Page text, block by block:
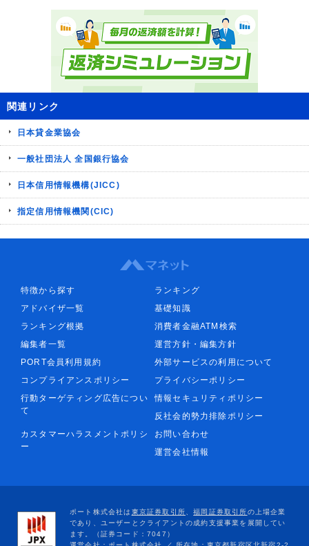
関連リンク
日本貸金業協会
一般社団法人 全国銀行協会
日本信用情報機構(JICC)
指定信用情報機関(CIC)
特徴から探す
ランキング
アドバイザ一覧
基礎知識
ランキング根拠
消費者金融ATM検索
編集者一覧
運営方針・編集方針
PORT会員利用規約
外部サービスの利用について
コンプライアンスポリシー
プライバシーポリシー
行動ターゲティング広告につい
て
情報セキュリティポリシー
反社会的勢力排除ポリシー
カスタマーハラスメントポリシ
ー
お問い合わせ
運営会社情報